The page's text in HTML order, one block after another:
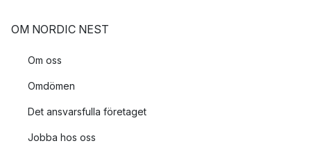
OM NORDIC NEST
Om oss
Omdömen
Det ansvarsfulla företaget
Jobba hos oss